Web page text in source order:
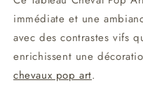
immédiate et une
avec des contrastes vifs
enrichissent une
chevaux pop art.